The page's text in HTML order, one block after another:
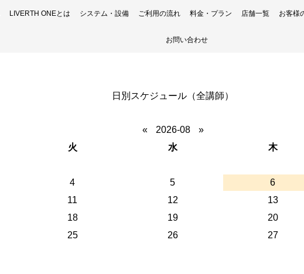
LIVERTH ONEとは システム・設備 ご利用の流れ 料金・プラン 店舗一覧 お客様
お問い合わせ
日別スケジュール（全講師）
« 2026-08
»
火 水 木
4 5 6
11 12 13
18 19 20
25 26 27